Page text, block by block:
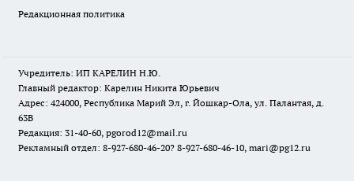
Редакционная политика
Учредитель: ИП КАРЕЛИН Н.Ю.
Главный редактор: Карелин Никита Юрьевич
Адрес: 424000, Республика Марий Эл, г. Йошкар-Ола, ул. Палантая, д.
63В
Редакция: 31-40-60, pgorod12@mail.ru
Рекламный отдел: 8-927-680-46-20? 8-927-680-46-10, mari@pg12.ru